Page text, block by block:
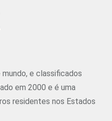
mundo, e classificados
em 2000 e é uma
residentes nos Estados